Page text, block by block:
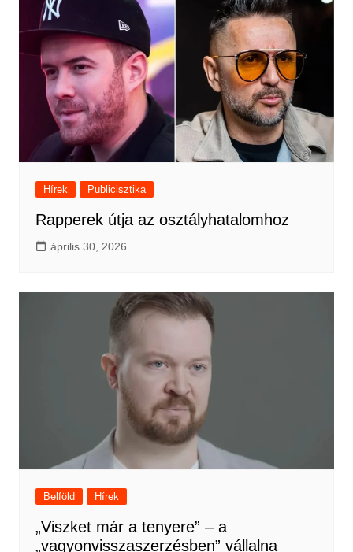
Hírek Publicisztika
Rapperek útja az osztályhatalomhoz
április 30, 2026
Belföld Hírek
„Viszket már a tenyere” – a
„vagyonvisszaszerzésben” vállalna